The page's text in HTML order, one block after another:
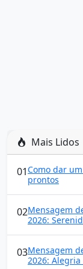
Mais Lidos
01Como dar
prontos
02Mensagem
2026:
03Mensagem
2026: